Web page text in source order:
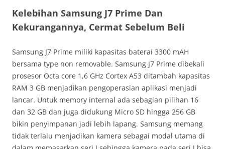
Kelebihan Samsung J7 Prime Dan
Kekurangannya, Cermat Sebelum Beli
Samsung J7 Prime miliki kapasitas baterai 3300 mAH
bersama type non removable. Samsung J7 Prime dibekali
prosesor Octa core 1,6 GHz Cortex A53 ditambah kapasitas
RAM 3 GB menjadikan pengoperasian aplikasi menjadi
lancar. Untuk memory internal ada sebagian pilihan 16
dan 32 GB dan juga didukung Micro SD hingga 256 GB
bikin penyimpanan jadi lebih lapang. Samsung memang
tidak terlalu menjadikan kamera sebagai modal utama di